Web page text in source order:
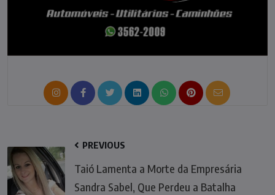
PREVIOUS
Taió Lamenta a Morte da Empresária
Sandra Sabel, Que Perdeu a Batalha